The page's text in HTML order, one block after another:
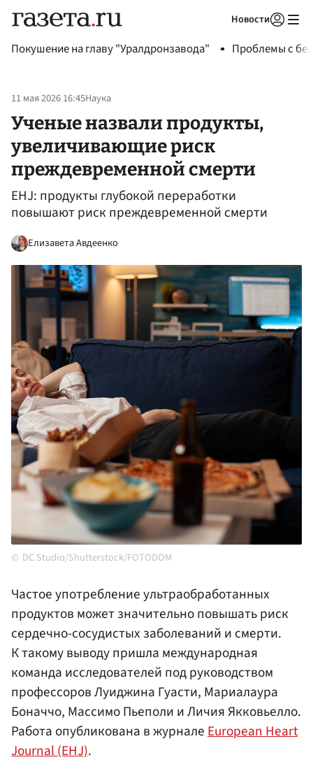
Новости
Покушение на главу "Уралдронзавода" Проблемы с
11 мая 2026 16:45Наука
Ученые назвали продукты,
увеличивающие риск
преждевременной смерти
EHJ: продукты глубокой переработки
повышают риск преждевременной смерти
Елизавета Авдеенко
DC Studio/Shutterstock/FOTODOM
Частое употребление ультраобработанных
продуктов может значительно повышать риск
сердечно-сосудистых заболеваний и смерти.
К такому выводу пришла международная
команда исследователей под руководством
профессоров Луиджина Гуасти, Мариалаура
Боначчо, Массимо Пьеполи и Личия Якковьелло.
Работа опубликована в журналеEuropean Heart
Journal (EHJ).